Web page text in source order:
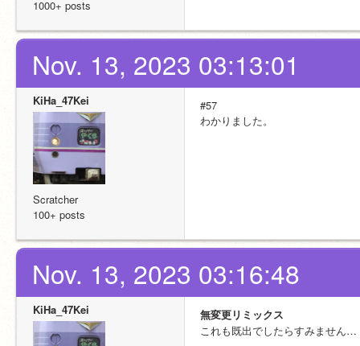
1000+ posts
Nov. 13, 2023 03:13:01
KiHa_47Kei
Scratcher
100+ posts
#57
わかりました。
Nov. 13, 2023 03:16:48
KiHa_47Kei
無変更リミックス
これも既出でしたらすみません…